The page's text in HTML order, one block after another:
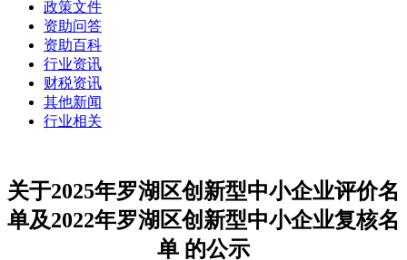
政策文件
资助问答
资助百科
行业资讯
财税资讯
其他新闻
行业相关
关于2025年罗湖区创新型中小企业评价名
单及2022年罗湖区创新型中小企业复核名
单 的公示